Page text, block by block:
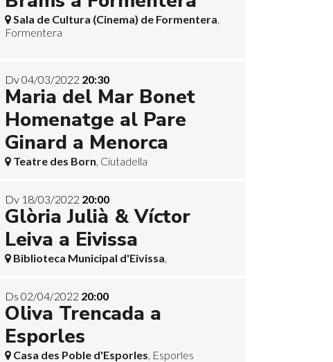
Sala de Cultura (Cinema) de Formentera
Formentera
Dv 04/03/2022 20:30
Maria del Mar Bonet
Homenatge al Pare
Ginard a Menorca
Teatre des Born , Ciutadella
Dv 18/03/2022 20:00
Glòria Julià & Víctor
Leiva a Eivissa
Biblioteca Municipal d'Eivissa
Ds 02/04/2022 20:00
Oliva Trencada a
Esporles
Casa des Poble d'Esporles , Esporles